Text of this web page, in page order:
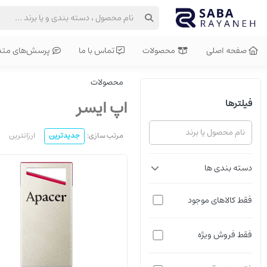
صفحه اصلی
محصولات تماس با ما پرسش‌های
فیلترها
دسته بندی ها
فقط کالاهای موجود
فقط فروش ویژه
محصولات
اپ ایسر
مرتب سازی: جدیدترین ارزانترین